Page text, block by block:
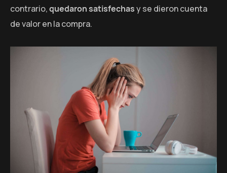
contrario,quedaron satisfechasy se dieron cuenta
de valor en la compra.